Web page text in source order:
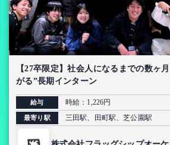
【27卒限定】社会人になるまでの数ヶ
がる”長期インターン
給与 時給：1,226円
最寄り駅 三田駅、田町駅、芝公園駅